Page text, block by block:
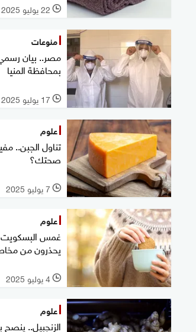
l 22 يوليو 2025
منوعات
بمحافظة المنيا
l 17 يوليو 2025
علوم
تناول الجبن..
صحتك؟
l 7 يوليو 2025
علوم
غمس البسكويت
يحذرون من
l 4 يوليو 2025
علوم
الزنجبيل..